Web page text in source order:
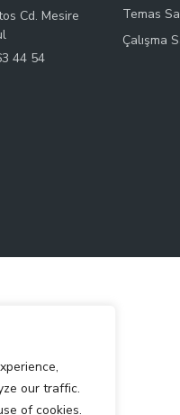
our traffic.
of cookies.
Cd. Mesire
44 54
Temas
Çalışma